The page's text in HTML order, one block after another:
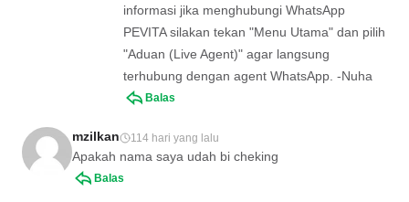
informasi jika menghubungi WhatsApp
PEVITA silakan tekan "Menu Utama" dan pilih
"Aduan (Live Agent)" agar langsung
terhubung dengan agent WhatsApp. -Nuha
Balas
mzilkan 114 hari yang lalu
Apakah nama saya udah bi cheking
Balas